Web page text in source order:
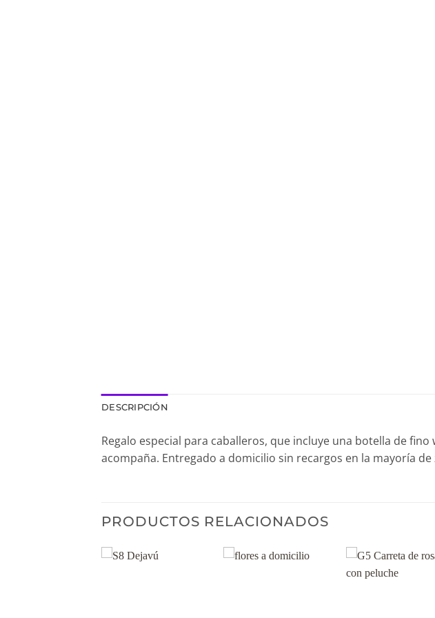
DESCRIPCIÓN
Regalo especial para caballeros, que incluye una botella de
acompaña. Entregado a domicilio sin recargos en la mayoría
PRODUCTOS RELACIONADOS